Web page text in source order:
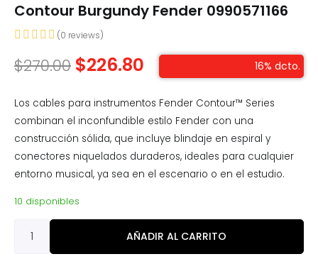
Contour Burgundy Fender 0990571166
(0 reviews)
$270.00 $226.80 16% dcto.
Los cables para instrumentos Fender Contour™ Series
combinan el inconfundible estilo Fender con una
construcción sólida, que incluye blindaje en espiral y
conectores niquelados duraderos, ideales para cualquier
entorno musical, ya sea en el escenario o en el estudio.
10 disponibles
AÑADIR AL CARRITO